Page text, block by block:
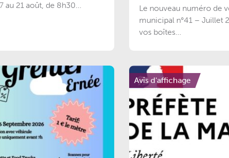
au 21 août, de 8h30...
Le nouveau numéro de
municipal n°41 – Juillet
vos boîtes...
Avis d'affichage